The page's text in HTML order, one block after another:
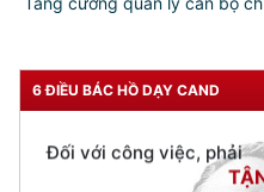
6 ĐIỀU BÁC HỒ DẠY CAND
Đối với công việc, phải
CƯƠNG